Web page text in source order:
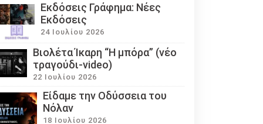
Εκδόσεις Γράφημα: Νέες
Εκδόσεις
24 Ιουλίου 2026
Βιολέτα Ίκαρη “Η μπόρα” (νέο
τραγούδι-video)
22 Ιουλίου 2026
Eίδαμε την Οδύσσεια του
Νόλαν
18 Ιουλίου 2026